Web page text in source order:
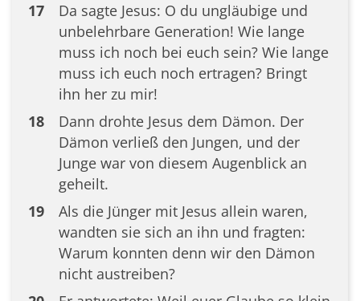
17
Da sagte Jesus: O du ungläubige und
unbelehrbare Generation! Wie lange
muss ich noch bei euch sein? Wie lange
muss ich euch noch ertragen? Bringt
ihn her zu mir!
18
Dann drohte Jesus dem Dämon. Der
Dämon verließ den Jungen, und der
Junge war von diesem Augenblick an
geheilt.
19
Als die Jünger mit Jesus allein waren,
wandten sie sich an ihn und fragten:
Warum konnten denn wir den Dämon
nicht austreiben?